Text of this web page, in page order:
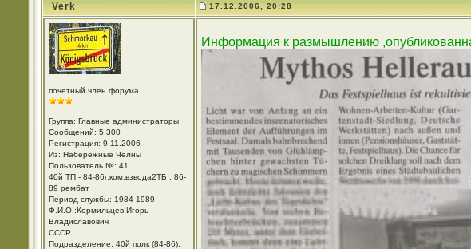
Verk 17.12.2006, 20:28
почетный член форума
Группа: Главные администраторы
Сообщений: 5 300
Регистрация: 9.11.2006
Из: Набережные Челны
Пользователь №: 41
40й ТП - 84-86г,ком,взвода2ТБ , 86-
89 рембат
Период службы: 1984-1989
Ф.И.О.:Кормильцев Игорь
Владиславович
СССР
Подразделение: 40й полк (84-86),
Информация к размышлению